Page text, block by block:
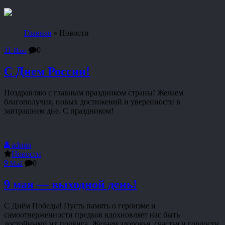
Главная » Новости
11 Июн 0
С Днем России!
Поздравляю с главным праздником страны! Желаем
благополучия, новых достижений и уверенности в
завтрашнем дне. С праздником!
admin
Новости
9 Май 0
9 мая — выходной день!
С Днём Победы! Пусть память о героизме и
самоотверженности предков вдохновляет нас быть